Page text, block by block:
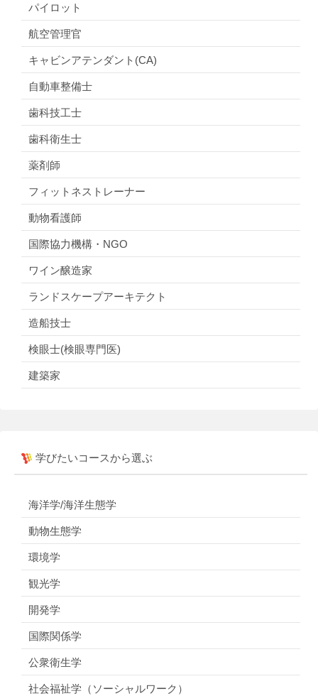
パイロット
航空管理官
キャビンアテンダント(CA)
自動車整備士
歯科技工士
歯科衛生士
薬剤師
フィットネストレーナー
動物看護師
国際協力機構・NGO
ワイン醸造家
ランドスケープアーキテクト
造船技士
検眼士(検眼専門医)
建築家
学びたいコースから選ぶ
海洋学/海洋生態学
動物生態学
環境学
観光学
開発学
国際関係学
公衆衛生学
社会福祉学（ソーシャルワーク）